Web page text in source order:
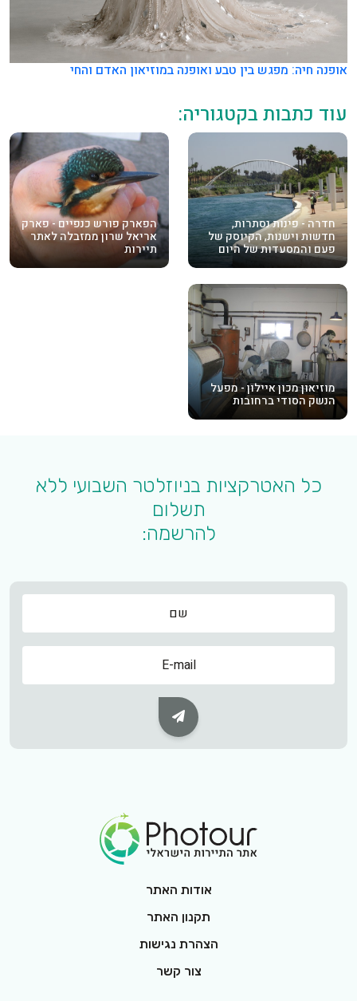
אופנה חיה: מפגש בין טבע ואופנה במוזיאון האדם והחי
עוד כתבות בקטגוריה:
חדרה - פינות נסתרות,
חדשות וישנות, הקיוסק של
פעם והמסעדות של היום
הפארק פורש כנפיים - פארק
אריאל שרון ממזבלה לאתר
תיירות
מוזיאון מכון איילון - מפעל
הנשק הסודי ברחובות
כל האטרקציות בניוזלטר השבועי ללא
תשלום
להרשמה:
שם
שם
Subscribe Button
אודות האתר
תקנון האתר
הצהרת נגישות
צור קשר